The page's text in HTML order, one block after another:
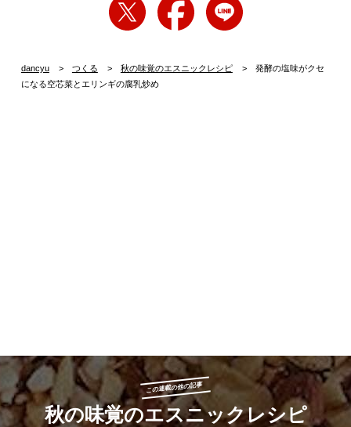
dancyu つくる 秋の味覚のエスニックレシピ
発酵の塩味がクセ
になる空芯菜とエリンギの腐乳炒め
この連載の他の記事
秋の味覚のエスニックレシピ